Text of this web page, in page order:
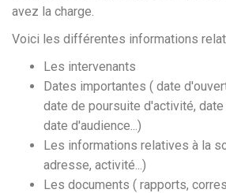
avez la charge.
Voici les différentes informations
Les intervenants
Dates importantes ( date
date de poursuite d'activité,
date d'audience...)
Les informations relatives à la
adresse, activité...)
Les documents ( rapports,